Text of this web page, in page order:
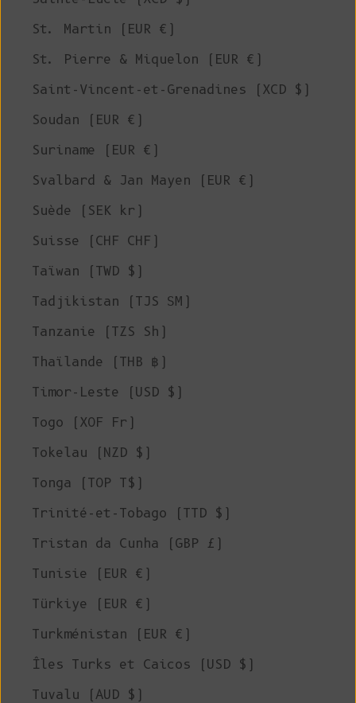
St. Martin (EUR €)
St. Pierre & Miquelon (EUR €)
Saint-Vincent-et-Grenadines (XCD $)
Soudan (EUR €)
Suriname (EUR €)
Svalbard & Jan Mayen (EUR €)
Suède (SEK kr)
Suisse (CHF CHF)
Taïwan (TWD $)
Tadjikistan (TJS ЅМ)
Tanzanie (TZS Sh)
Thaïlande (THB ฿)
Timor-Leste (USD $)
Togo (XOF Fr)
Tokelau (NZD $)
Tonga (TOP T$)
Trinité-et-Tobago (TTD $)
Tristan da Cunha (GBP £)
Tunisie (EUR €)
Türkiye (EUR €)
Turkménistan (EUR €)
Îles Turks et Caicos (USD $)
Tuvalu (AUD $)